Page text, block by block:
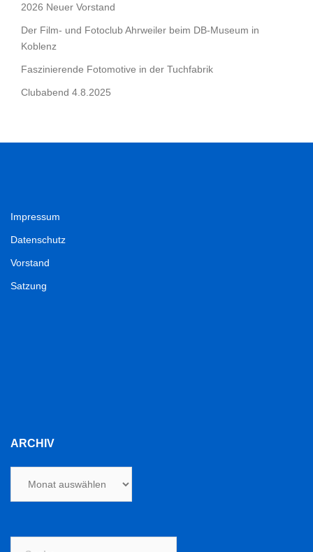
2026 Neuer Vorstand
Der Film- und Fotoclub Ahrweiler beim DB-Museum in
Koblenz
Faszinierende Fotomotive in der Tuchfabrik
Clubabend 4.8.2025
Impressum
Datenschutz
Vorstand
Satzung
ARCHIV